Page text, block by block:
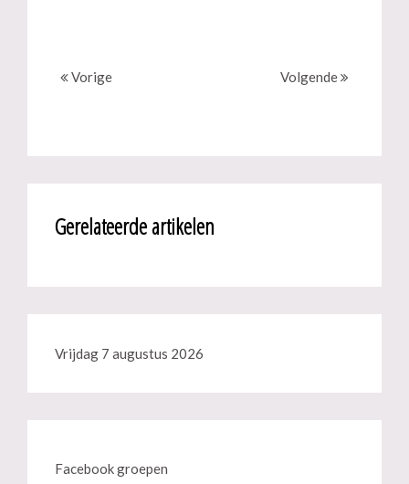
Vorige Volgende
Gerelateerde artikelen
Vrijdag 7 augustus 2026
Facebook groepen